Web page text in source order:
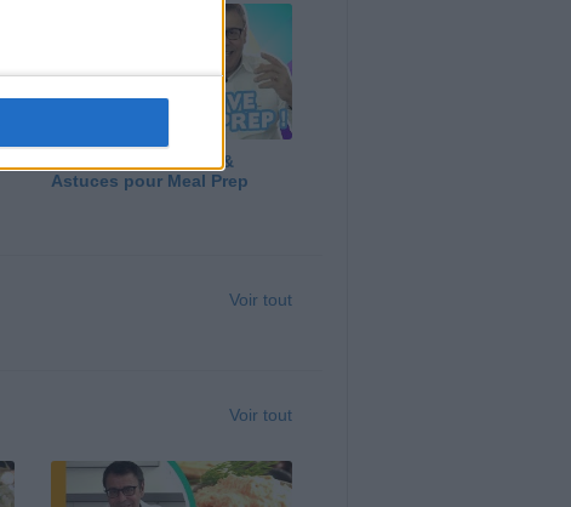
Panga, Huile d'Olive &
Astuces pour Meal Prep
Voir tout
Voir tout